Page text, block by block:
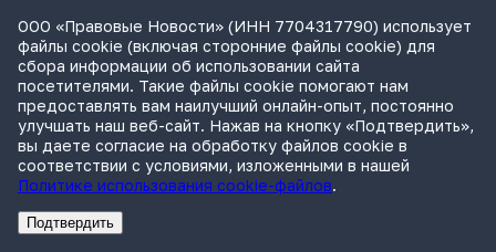
Прокуратура подала иск к структуре группы «Илим» на 1,8
млрд руб.
Практика
, 16:35
Экономколлегия ВС рассмотрит спор о классификации товара
по ВЭД ЕАЭС
Практика
, 16:24
Дочерняя компания «Мегафона» подала иск к «М.Видео» на
1,8 млрд руб.
Практика
РекламаАдвокатское бюро Санкт-Петербурга «Вертикаль» ИНН 7841290773
ООО «Правовые Новости» (ИНН 7704317790) использует
файлы cookie (включая сторонние файлы cookie) для
сбора информации об использовании сайта
посетителями. Такие файлы cookie помогают нам
предоставлять вам наилучший онлайн-опыт, постоянно
улучшать наш веб-сайт. Нажав на кнопку «Подтвердить»,
вы даете согласие на обработку файлов cookie в
соответствии с условиями, изложенными в нашей
Политике использования cookie-файлов.
Подтвердить